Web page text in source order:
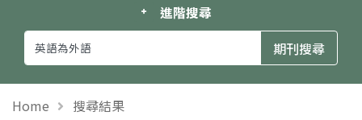
進階搜尋
Home 搜尋結果